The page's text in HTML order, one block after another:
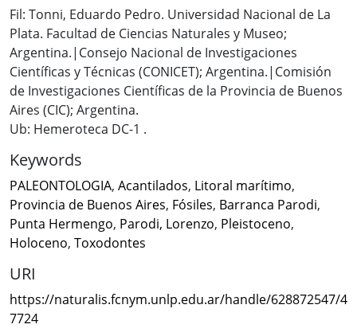
Fil: Tonni, Eduardo Pedro. Universidad Nacional de La
Plata. Facultad de Ciencias Naturales y Museo;
Argentina.|Consejo Nacional de Investigaciones
Científicas y Técnicas (CONICET); Argentina.|Comisión
de Investigaciones Científicas de la Provincia de Buenos
Aires (CIC); Argentina.
Ub: Hemeroteca DC-1 .
Keywords
PALEONTOLOGIA, Acantilados, Litoral marítimo,
Provincia de Buenos Aires, Fósiles, Barranca Parodi,
Punta Hermengo, Parodi, Lorenzo, Pleistoceno,
Holoceno, Toxodontes
URI
https://naturalis.fcnym.unlp.edu.ar/handle/628872547/4
7724